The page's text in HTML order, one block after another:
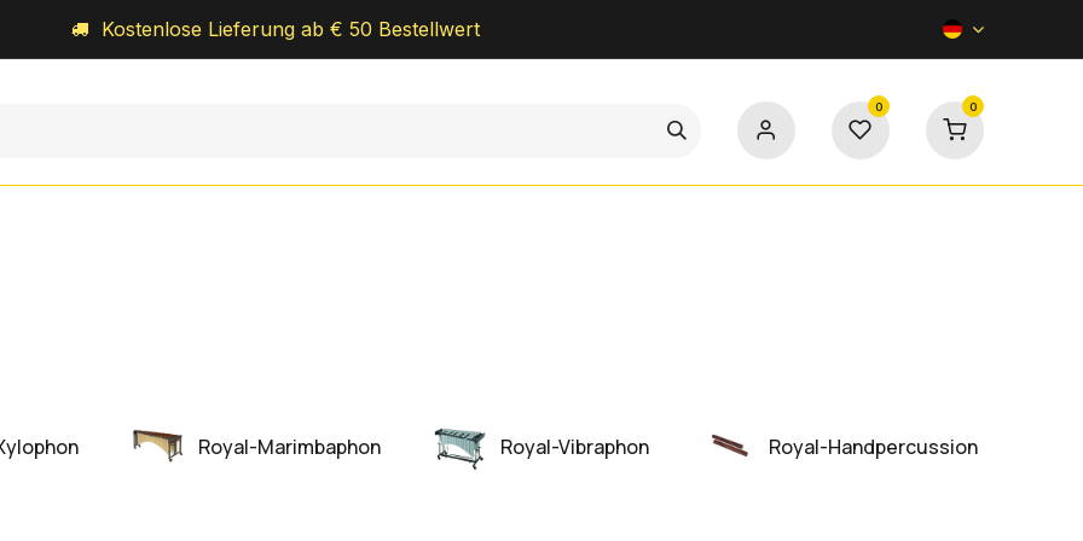
Kostenlose Lieferung ab € 50 Bestellwert
0
0
Royal-Marimbaphon Royal-Vibraphon Royal-Handpercussion